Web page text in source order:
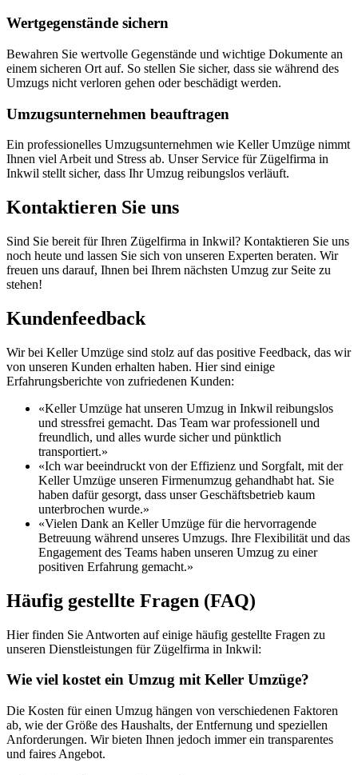
Wertgegenstände sichern
Bewahren Sie wertvolle Gegenstände und wichtige Dokumente an
einem sicheren Ort auf. So stellen Sie sicher, dass sie während des
Umzugs nicht verloren gehen oder beschädigt werden.
Umzugsunternehmen beauftragen
Ein professionelles Umzugsunternehmen wie Keller Umzüge nimmt
Ihnen viel Arbeit und Stress ab. Unser Service für Zügelfirma in
Inkwil stellt sicher, dass Ihr Umzug reibungslos verläuft.
Kontaktieren Sie uns
Sind Sie bereit für Ihren Zügelfirma in Inkwil? Kontaktieren Sie uns
noch heute und lassen Sie sich von unseren Experten beraten. Wir
freuen uns darauf, Ihnen bei Ihrem nächsten Umzug zur Seite zu
stehen!
Kundenfeedback
Wir bei Keller Umzüge sind stolz auf das positive Feedback, das wir
von unseren Kunden erhalten haben. Hier sind einige
Erfahrungsberichte von zufriedenen Kunden:
«Keller Umzüge hat unseren Umzug in Inkwil reibungslos
und stressfrei gemacht. Das Team war professionell und
freundlich, und alles wurde sicher und pünktlich
transportiert.»
«Ich war beeindruckt von der Effizienz und Sorgfalt, mit der
Keller Umzüge unseren Firmenumzug gehandhabt hat. Sie
haben dafür gesorgt, dass unser Geschäftsbetrieb kaum
unterbrochen wurde.»
«Vielen Dank an Keller Umzüge für die hervorragende
Betreuung während unseres Umzugs. Ihre Flexibilität und das
Engagement des Teams haben unseren Umzug zu einer
positiven Erfahrung gemacht.»
Häufig gestellte Fragen (FAQ)
Hier finden Sie Antworten auf einige häufig gestellte Fragen zu
unseren Dienstleistungen für Zügelfirma in Inkwil:
Wie viel kostet ein Umzug mit Keller Umzüge?
Die Kosten für einen Umzug hängen von verschiedenen Faktoren
ab, wie der Größe des Haushalts, der Entfernung und speziellen
Anforderungen. Wir bieten Ihnen jedoch immer ein transparentes
und faires Angebot.